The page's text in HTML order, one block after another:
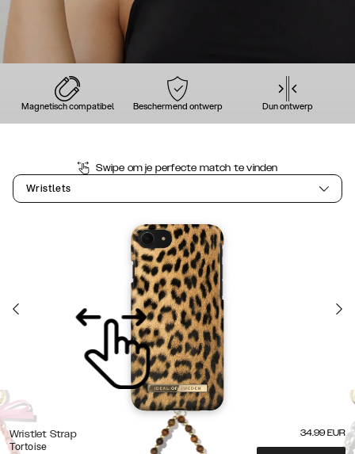
Magnetisch compatibel Beschermend ontwerp Dun ontwerp
Swipe om je perfecte match te vinden
Wristlets
Wristlet Strap
Tortoise
34.99 EUR